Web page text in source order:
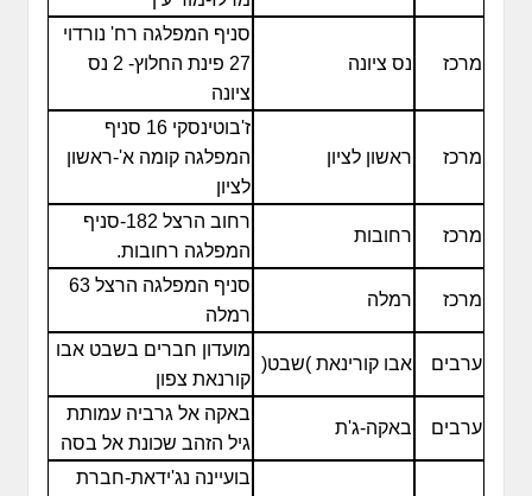
מרכז נס ציונה
סניף המפלגה רח' נורדוי
27 פינת החלוץ- 2 נס
ציונה
מרכז ראשון לציון
ז'בוטינסקי 16 סניף
המפלגה קומה א'-ראשון
לציון
מרכז רחובות
רחוב הרצל 182-סניף
המפלגה רחובות.
מרכז רמלה
סניף המפלגה הרצל 63
רמלה
ערבים אבו קורינאת )שבט(
מועדון חברים בשבט אבו
קורנאת צפון
ערבים באקה-ג'ת
באקה אל גרביה עמותת
גיל הזהב שכונת אל בסה
בועיינה נג'ידאת-חברת